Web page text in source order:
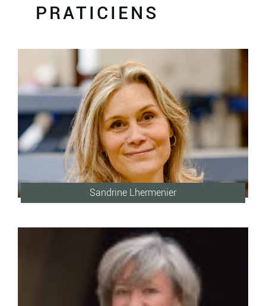
PRATICIENS
Sandrine Lhermenier